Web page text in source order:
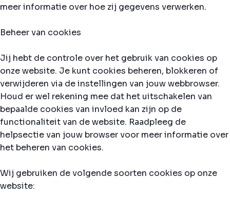
meer informatie over hoe zij gegevens verwerken.
Beheer van cookies
Jij hebt de controle over het gebruik van cookies op
onze website. Je kunt cookies beheren, blokkeren of
verwijderen via de instellingen van jouw webbrowser.
Houd er wel rekening mee dat het uitschakelen van
bepaalde cookies van invloed kan zijn op de
functionaliteit van de website. Raadpleeg de
helpsectie van jouw browser voor meer informatie over
het beheren van cookies.
Wij gebruiken de volgende soorten cookies op onze
website: